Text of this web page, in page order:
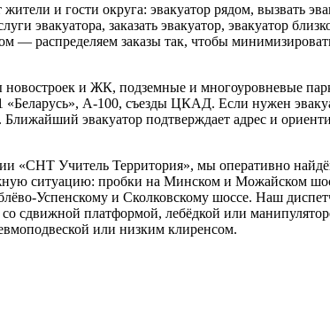
и гости округа: эвакуатор рядом, вызвать
эвакуатора, заказать эвакуатор, эвакуатор
— распределяем заказы так, чтобы
новостроек и ЖК, подземные и многоуровневые
А‑100, съезды ЦКАД. Если нужен
эвакуатор подтверждает адрес и
«СНТ Учитель Территория», мы оперативно
ситуацию: пробки на Минском и Можайском
Успенскому и Сколковскому шоссе. Наш
со сдвижной платформой, лебёдкой или
или низким клиренсом.